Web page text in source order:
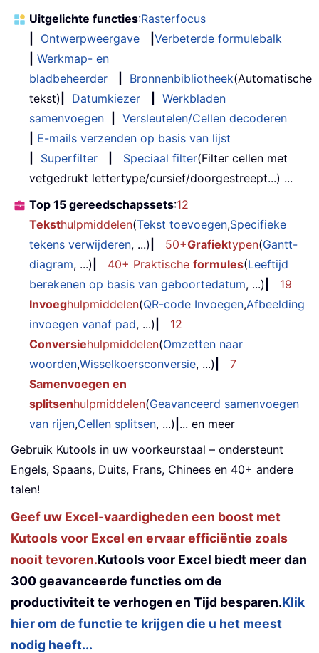
Uitgelichte functies:Rasterfocus
Ontwerpweergave
Verbeterde formulebalk
Werkmap- en
bladbeheerder
Bronnenbibliotheek(Automatische
tekst)
Datumkiezer
Werkbladen
samenvoegen
Versleutelen/Cellen decoderen
E-mails verzenden op basis van lijst
Superfilter Speciaal filter(Filter cellen met
vetgedrukt lettertype/cursief/doorgestreept...) ...
Top 15 gereedschapssets:12
Teksthulpmiddelen(Tekst toevoegen,Specifieke
tekens verwijderen, ...) 50+Grafiektypen(Gantt-
diagram, ...) 40+ Praktische formules(Leeftijd
berekenen op basis van geboortedatum, ...)
19
Invoeghulpmiddelen(QR-code Invoegen,Afbeelding
invoegen vanaf pad, ...)
12
Conversiehulpmiddelen(Omzetten naar
woorden,Wisselkoersconversie, ...)
7
Samenvoegen en
splitsenhulpmiddelen(Geavanceerd samenvoegen
van rijen,Cellen splitsen, ...) ... en meer
Gebruik Kutools in uw voorkeurstaal – ondersteunt
Engels, Spaans, Duits, Frans, Chinees en 40+ andere
talen!
Geef uw Excel-vaardigheden een boost met
Kutools voor Excel en ervaar efficiëntie zoals
nooit tevoren.Kutools voor Excel biedt meer dan
300 geavanceerde functies om de
productiviteit te verhogen en Tijd besparen.Klik
hier om de functie te krijgen die u het meest
nodig heeft...